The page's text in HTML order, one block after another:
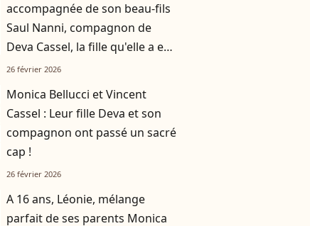
accompagnée de son beau-fils
Saul Nanni, compagnon de
Deva Cassel, la fille qu'elle a eue
avec Vincent Cassel
26 février 2026
Monica Bellucci et Vincent
Cassel : Leur fille Deva et son
compagnon ont passé un sacré
cap !
26 février 2026
A 16 ans, Léonie, mélange
parfait de ses parents Monica